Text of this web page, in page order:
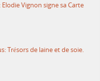
Vignon signe sa Carte
Trésors de laine et de soie.